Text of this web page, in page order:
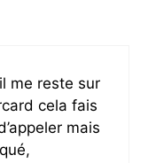
me reste sur
cela fais
mais